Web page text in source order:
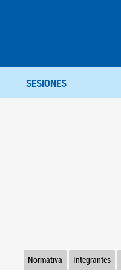
SESIONES
Integrantes
Normativa